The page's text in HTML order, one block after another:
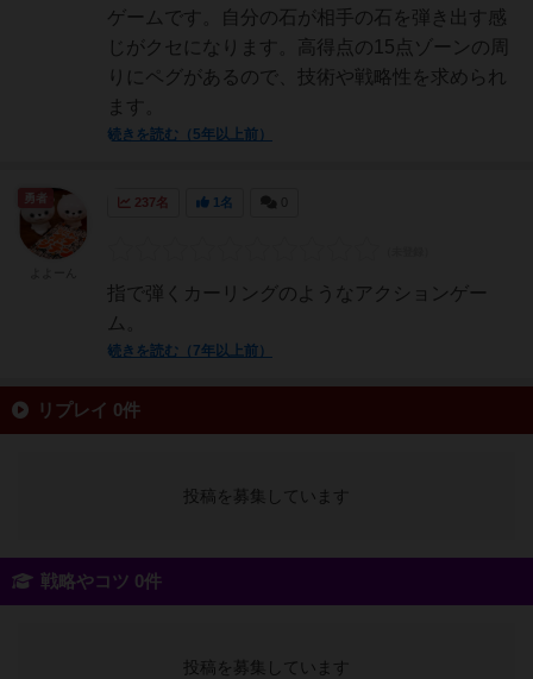
ゲームです。自分の石が相手の石を弾き出す感
じがクセになります。高得点の15点ゾーンの周
りにペグがあるので、技術や戦略性を求められ
ます。
続きを読む（5年以上前）
237名 1名
指で弾くカーリングのようなアクションゲー
ム。
続きを読む（7年以上前）
勇者
リプレイ 0件
投稿を募集しています
戦略やコツ 0件
投稿を募集しています